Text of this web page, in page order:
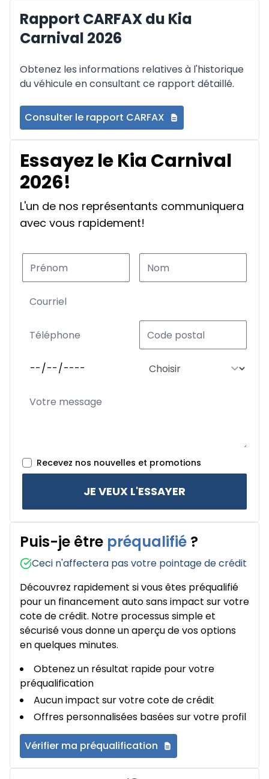
Rapport CARFAX du Kia
Carnival 2026
Obtenez les informations relatives à l'historique
du véhicule en consultant ce rapport détaillé.
Consulter le rapport CARFAX
Essayez le Kia Carnival
2026!
L'un de nos représentants communiquera
avec vous rapidement!
Recevez nos nouvelles et promotions
JE VEUX L'ESSAYER
Puis-je être préqualifié ?
Ceci n'affectera pas votre pointage de crédit
Découvrez rapidement si vous êtes préqualifié
pour un financement auto sans impact sur votre
cote de crédit. Notre processus simple et
sécurisé vous donne un aperçu de vos options
en quelques minutes.
Obtenez un résultat rapide pour votre
préqualification
Aucun impact sur votre cote de crédit
Offres personnalisées basées sur votre profil
Vérifier ma préqualification